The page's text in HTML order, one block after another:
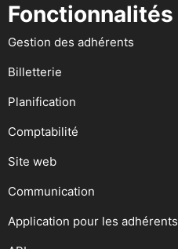
Fonctionnalités
Gestion des adhérents
Billetterie
Planification
Comptabilité
Site web
Communication
Application pour les adhérents